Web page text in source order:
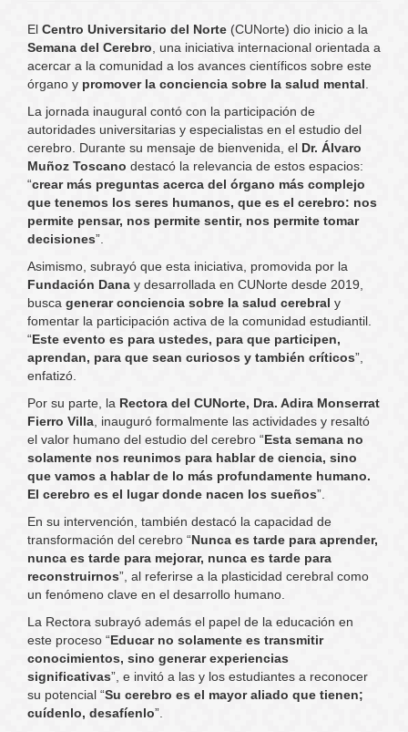
El Centro Universitario del Norte (CUNorte) dio inicio a la
Semana del Cerebro , una iniciativa internacional orientada a
acercar a la comunidad a los avances científicos sobre este
órgano y promover la conciencia sobre la salud mental
La jornada inaugural contó con la participación de
autoridades universitarias y especialistas en el estudio del
cerebro. Durante su mensaje de bienvenida, el Dr. Álvaro
Muñoz Toscano destacó la relevancia de estos espacios:
“crear más preguntas acerca del órgano más complejo
que tenemos los seres humanos, que es el cerebro: nos
permite pensar, nos permite sentir, nos permite tomar
decisiones”.
Asimismo, subrayó que esta iniciativa, promovida por la
Fundación Dana y desarrollada en CUNorte desde 2019,
busca generar conciencia sobre la salud cerebral y
fomentar la participación activa de la comunidad estudiantil.
“Este evento es para ustedes, para que participen,
aprendan, para que sean curiosos y también críticos”,
enfatizó.
Por su parte, la Rectora del CUNorte, Dra. Adira Monserrat
Fierro Villa , inauguró formalmente las actividades y resaltó
el valor humano del estudio del cerebro “Esta semana no
solamente nos reunimos para hablar de ciencia, sino
que vamos a hablar de lo más profundamente humano.
El cerebro es el lugar donde nacen los sueños”.
En su intervención, también destacó la capacidad de
transformación del cerebro “Nunca es tarde para aprender,
nunca es tarde para mejorar, nunca es tarde para
reconstruirnos”, al referirse a la plasticidad cerebral como
un fenómeno clave en el desarrollo humano.
La Rectora subrayó además el papel de la educación en
este proceso “Educar no solamente es transmitir
conocimientos, sino generar experiencias
significativas”, e invitó a las y los estudiantes a reconocer
su potencial “Su cerebro es el mayor aliado que tienen;
cuídenlo, desafíenlo”.